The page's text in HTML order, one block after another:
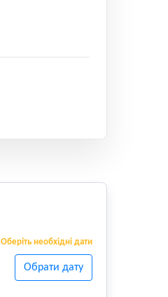
Оберіть необхідні дати
Обрати дату